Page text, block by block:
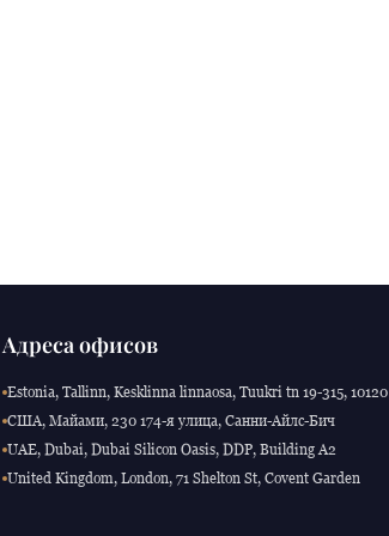
Адреса офисов
Estonia, Tallinn, Kesklinna linnaosa, Tuukri tn 19-315, 10120
США, Майами, 230 174-я улица, Санни-Айлс-Бич
UAE, Dubai, Dubai Silicon Oasis, DDP, Building A2
United Kingdom, London, 71 Shelton St, Covent Garden